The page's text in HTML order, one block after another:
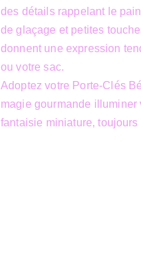
des détails rappelant le
de glaçage et petites
donnent une expression
ou votre sac.
Adoptez votre Porte-Clés
magie gourmande
fantaisie miniature, toujours